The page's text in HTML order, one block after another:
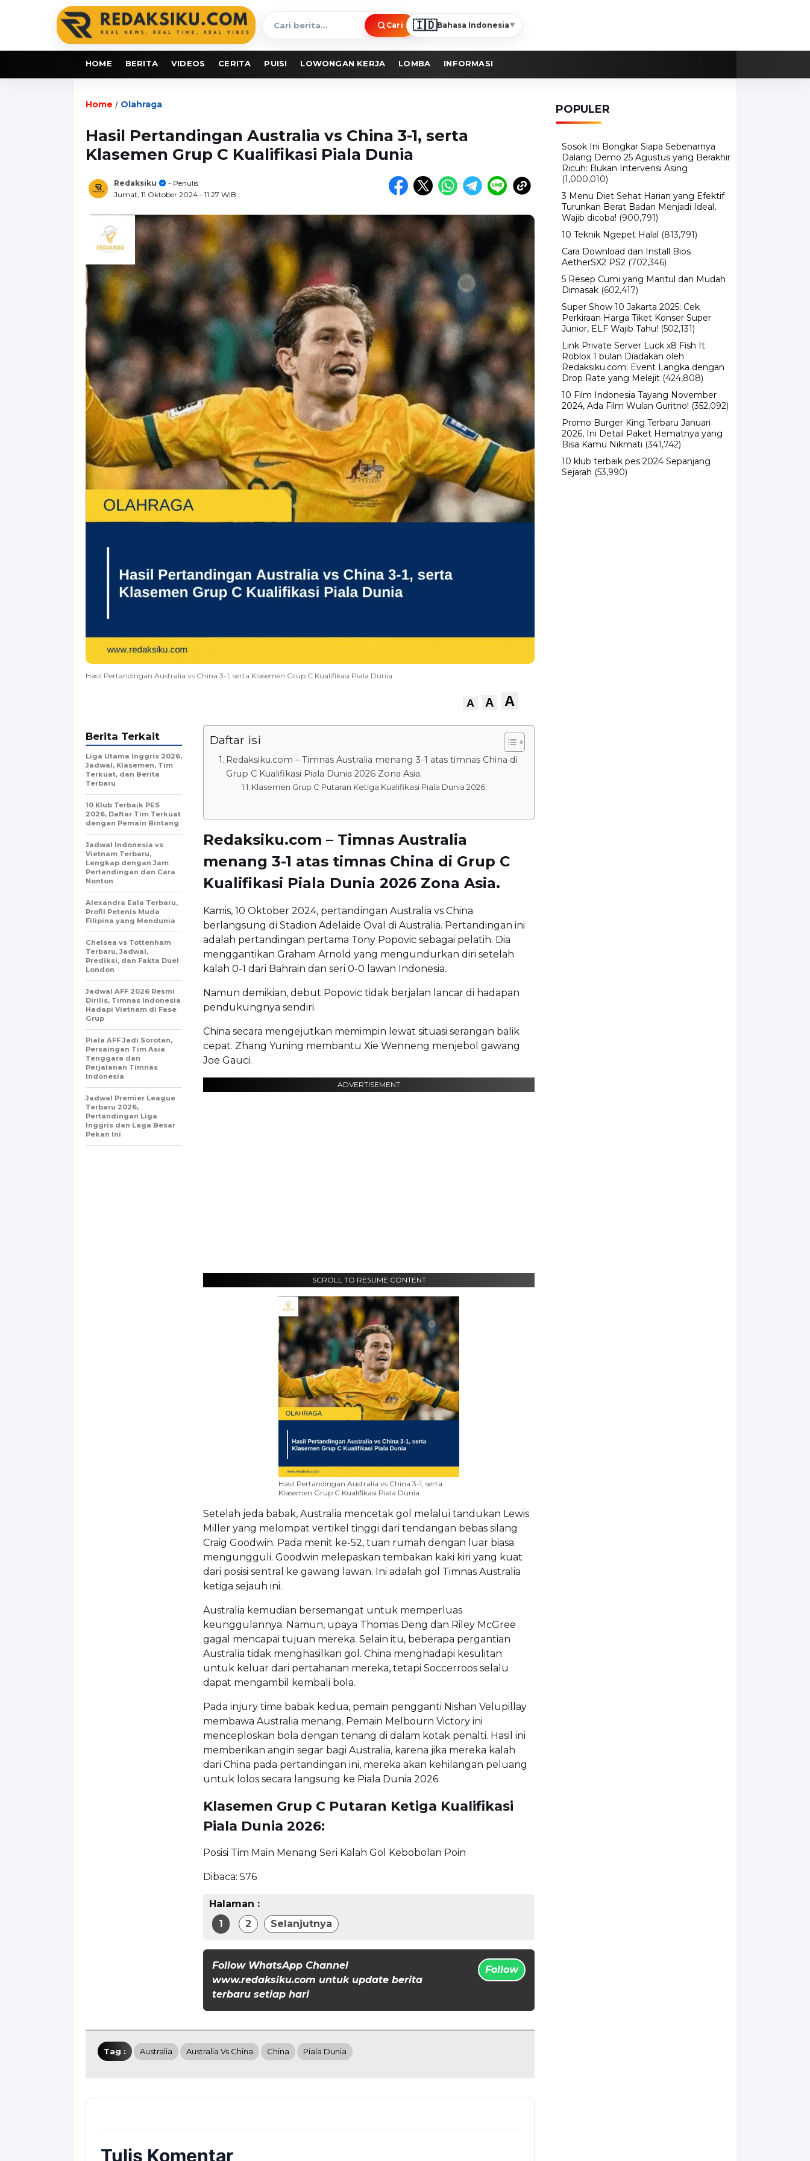
Cari
berita
Cari 🇮🇩Bahasa Indonesia▼
HOME BERITA VIDEOS CERITA PUISI LOWONGAN KERJA LOMBA INFORMASI
Home / Olahraga
Hasil Pertandingan Australia vs China 3-1, serta
Klasemen Grup C Kualifikasi Piala Dunia
Redaksiku
- Penulis
Jumat, 11 Oktober 2024 - 11:27 WIB
Hasil Pertandingan Australia vs China 3-1, serta Klasemen Grup C Kualifikasi Piala Dunia
A A A
Daftar isi
Redaksiku.com – Timnas Australia menang 3-1 atas timnas China di
Grup C Kualifikasi Piala Dunia 2026 Zona Asia.
Klasemen Grup C Putaran Ketiga Kualifikasi Piala Dunia 2026:
Redaksiku.com – Timnas Australia
menang 3-1 atas timnas China di Grup C
Kualifikasi Piala Dunia 2026 Zona Asia.
Kamis, 10 Oktober 2024, pertandingan Australia vs China
berlangsung di Stadion Adelaide Oval di Australia. Pertandingan ini
adalah pertandingan pertama Tony Popovic sebagai pelatih. Dia
menggantikan Graham Arnold yang mengundurkan diri setelah
kalah 0-1 dari Bahrain dan seri 0-0 lawan Indonesia.
Namun demikian, debut Popovic tidak berjalan lancar di hadapan
pendukungnya sendiri.
China secara mengejutkan memimpin lewat situasi serangan balik
cepat. Zhang Yuning membantu Xie Wenneng menjebol gawang
Joe Gauci.
ADVERTISEMENT
SCROLL TO RESUME CONTENT
Hasil Pertandingan Australia vs China 3-1, serta
Klasemen Grup C Kualifikasi Piala Dunia
Setelah jeda babak, Australia mencetak gol melalui tandukan Lewis
Miller yang melompat vertikel tinggi dari tendangan bebas silang
Craig Goodwin. Pada menit ke-52, tuan rumah dengan luar biasa
mengungguli. Goodwin melepaskan tembakan kaki kiri yang kuat
dari posisi sentral ke gawang lawan. Ini adalah gol Timnas Australia
ketiga sejauh ini.
Australia kemudian bersemangat untuk memperluas
keunggulannya. Namun, upaya Thomas Deng dan Riley McGree
gagal mencapai tujuan mereka. Selain itu, beberapa pergantian
Australia tidak menghasilkan gol. China menghadapi kesulitan
untuk keluar dari pertahanan mereka, tetapi Soccerroos selalu
dapat mengambil kembali bola.
Pada injury time babak kedua, pemain pengganti Nishan Velupillay
membawa Australia menang. Pemain Melbourn Victory ini
menceploskan bola dengan tenang di dalam kotak penalti. Hasil ini
memberikan angin segar bagi Australia, karena jika mereka kalah
dari China pada pertandingan ini, mereka akan kehilangan peluang
untuk lolos secara langsung ke Piala Dunia 2026.
Klasemen Grup C Putaran Ketiga Kualifikasi
Piala Dunia 2026:
Posisi Tim Main Menang Seri Kalah Gol Kebobolan Poin
Dibaca: 576
Halaman :
1
2 Selanjutnya
Follow WhatsApp Channel
www.redaksiku.com untuk update berita
terbaru setiap hari
Follow
Berita Terkait
Liga Utama Inggris 2026,
Jadwal, Klasemen, Tim
Terkuat, dan Berita
Terbaru
10 Klub Terbaik PES
2026, Daftar Tim Terkuat
dengan Pemain Bintang
Jadwal Indonesia vs
Vietnam Terbaru,
Lengkap dengan Jam
Pertandingan dan Cara
Nonton
Alexandra Eala Terbaru,
Profil Petenis Muda
Filipina yang Mendunia
Chelsea vs Tottenham
Terbaru, Jadwal,
Prediksi, dan Fakta Duel
London
Jadwal AFF 2026 Resmi
Dirilis, Timnas Indonesia
Hadapi Vietnam di Fase
Grup
Piala AFF Jadi Sorotan,
Persaingan Tim Asia
Tenggara dan
Perjalanan Timnas
Indonesia
Jadwal Premier League
Terbaru 2026,
Pertandingan Liga
Inggris dan Laga Besar
Pekan Ini
Tag : Australia Australia Vs China China Piala Dunia
Tulis Komentar
Ricuh: Bukan Intervensi Asing
(1,000,010)
3 Menu Diet Sehat Harian yang Efektif
Wajib dicoba! (900,791)
10 Teknik Ngepet Halal
Cara Download dan Install Bios
5 Resep Cumi yang Mantul dan Mudah
Super Show 10 Jakarta 2025: Cek
Junior, ELF Wajib Tahu! (502,131)
Link Private Server Luck x8 Fish It
Redaksiku.com: Event Langka dengan
Drop Rate yang Melejit (424,808)
10 Film Indonesia Tayang November
Promo Burger King Terbaru Januari
Bisa Kamu Nikmati
(341,742)
10 klub terbaik pes 2024 Sepanjang